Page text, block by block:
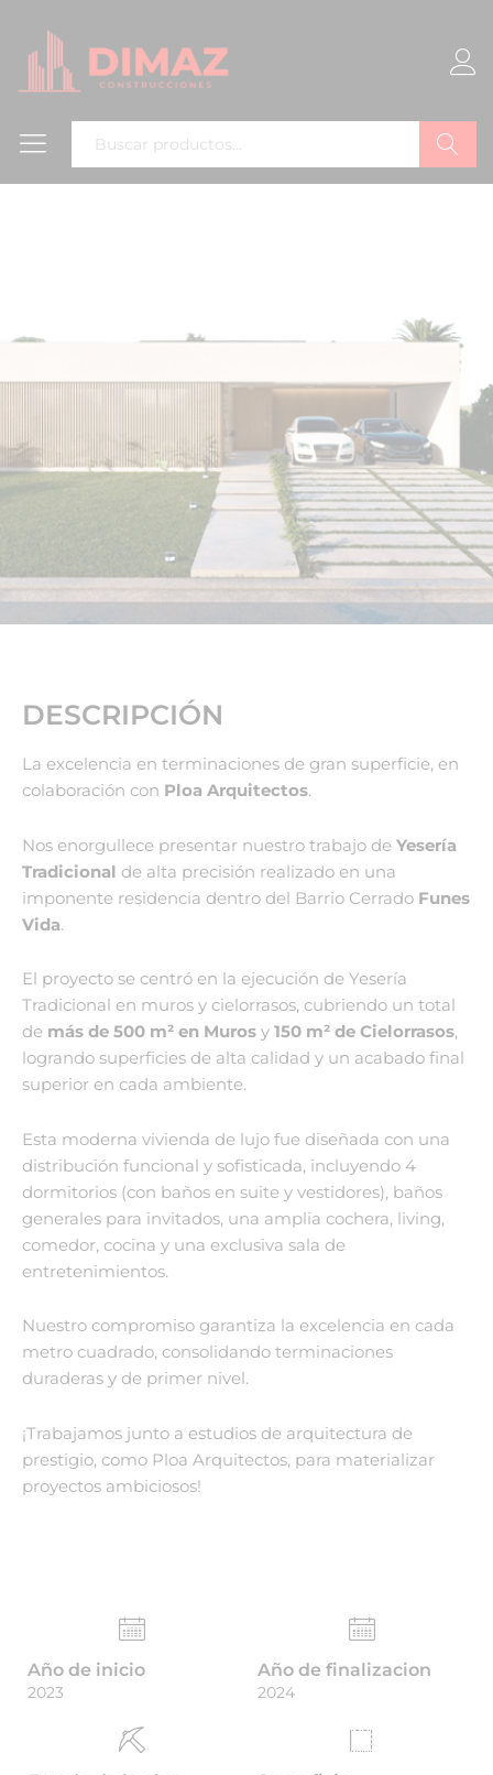
Buscar
DESCRIPCIÓN
La excelencia en terminaciones de gran superficie, en
colaboración con Ploa Arquitectos.
Nos enorgullece presentar nuestro trabajo de Yesería
Tradicional de alta precisión realizado en una
imponente residencia dentro del Barrio Cerrado Funes
Vida.
El proyecto se centró en la ejecución de Yesería
Tradicional en muros y cielorrasos, cubriendo un total
de más de 500 m² en Muros y 150 m² de Cielorrasos,
logrando superficies de alta calidad y un acabado final
superior en cada ambiente.
Esta moderna vivienda de lujo fue diseñada con una
distribución funcional y sofisticada, incluyendo 4
dormitorios (con baños en suite y vestidores), baños
generales para invitados, una amplia cochera, living,
comedor, cocina y una exclusiva sala de
entretenimientos.
Nuestro compromiso garantiza la excelencia en cada
metro cuadrado, consolidando terminaciones
duraderas y de primer nivel.
¡Trabajamos junto a estudios de arquitectura de
prestigio, como Ploa Arquitectos, para materializar
proyectos ambiciosos!
Año de inicio
2023
Año de finalizacion
2024